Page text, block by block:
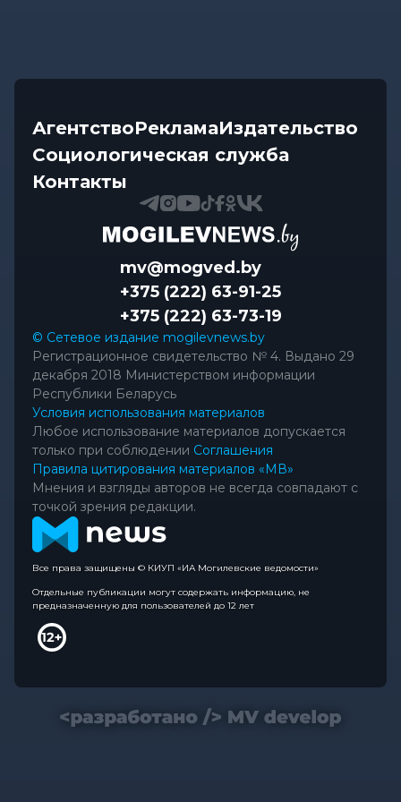
АгентствоРекламаИздательство
Социологическая служба
Контакты
mv@mogved.by
+375 (222) 63-91-25
+375 (222) 63-73-19
© Сетевое издание mogilevnews.by
Регистрационное свидетельство № 4. Выдано 29
декабря 2018 Министерством информации
Республики Беларусь
Условия использования материалов
Любое использование материалов допускается
только при соблюдении Соглашения
Правила цитирования материалов «МВ»
Мнения и взгляды авторов не всегда совпадают с
точкой зрения редакции.
Все права защищены © КИУП «ИА Могилевские ведомости»
Отдельные публикации могут содержать информацию, не
предназначенную для пользователей до 12 лет